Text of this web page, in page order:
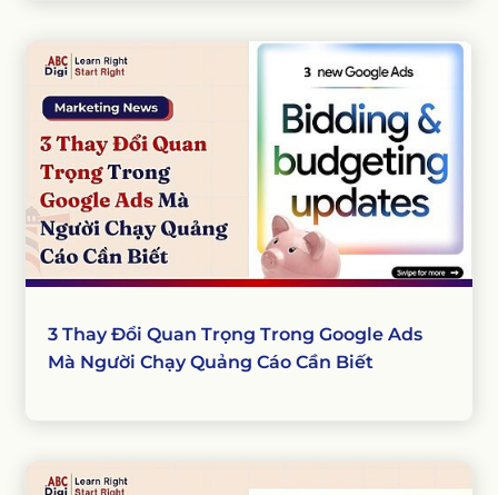
3 Thay Đổi Quan Trọng Trong Google Ads
Mà Người Chạy Quảng Cáo Cần Biết